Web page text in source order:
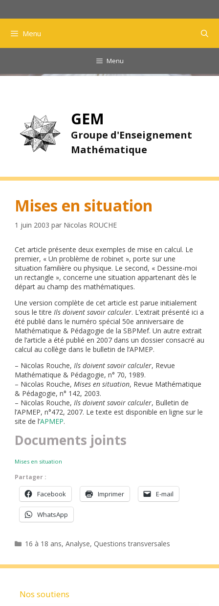
Menu
Menu
GEM
Groupe d'Enseignement
Mathématique
Mises en situation
1 juin 2003 par Nicolas ROUCHE
Cet article présente deux exemples de mise en calcul. Le
premier, « Un problème de robinet », porte sur une
situation familière ou physique. Le second, « Dessine-moi
un rectangle », concerne une situation appartenant dès le
départ au champ des mathématiques.
Une version complète de cet article est parue initialement
sous le titre Ils doivent savoir calculer. L’extrait présenté ici a
été publié dans le numéro spécial 50e anniversaire de
Mathématique & Pédagogie de la SBPMef. Un autre extrait
de l’article a été publié en 2007 dans un dossier consacré au
calcul au collège dans le bulletin de l’APMEP.
– Nicolas Rouche, Ils doivent savoir calculer, Revue
Mathématique & Pédagogie, n° 70, 1989.
– Nicolas Rouche, Mises en situation, Revue Mathématique
& Pédagogie, n° 142, 2003.
– Nicolas Rouche, Ils doivent savoir calculer, Bulletin de
l’APMEP, n°472, 2007. Le texte est disponible en ligne sur le
site de l’APMEP.
Documents joints
Mises en situation
Partager :
Facebook Imprimer E-mail
WhatsApp
Catégories
16 à 18 ans,Analyse,Questions transversales
Nos soutiens